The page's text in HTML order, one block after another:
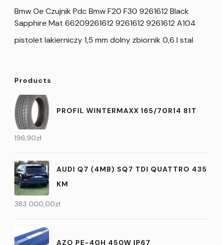
Bmw Oe Czujnik Pdc Bmw F20 F30 9261612 Black
Sapphire Mat 66209261612 9261612 9261612 A104
pistolet lakierniczy 1,5 mm dolny zbiornik 0,6 l stal
Products
PROFIL WINTERMAXX 165/70R14 81T
196,90zł
AUDI Q7 (4MB) SQ7 TDI QUATTRO 435
KM
383 000,00zł
AZO PE-40H 450W IP67